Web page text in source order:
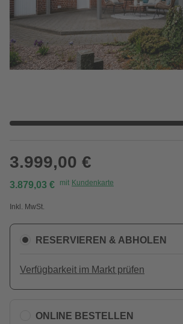
3.999,00 €
3.879,03 € mit Kundenkarte
Inkl. MwSt.
RESERVIEREN & ABHOLEN
Verfügbarkeit im Markt prüfen
ONLINE BESTELLEN